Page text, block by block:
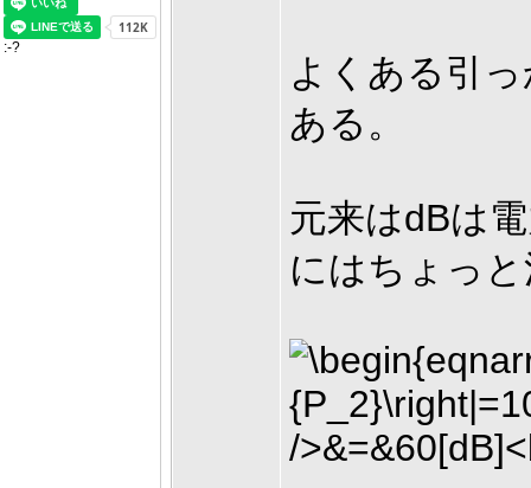
:-?
よくある引
ある。
元来はdBは
にはちょっ